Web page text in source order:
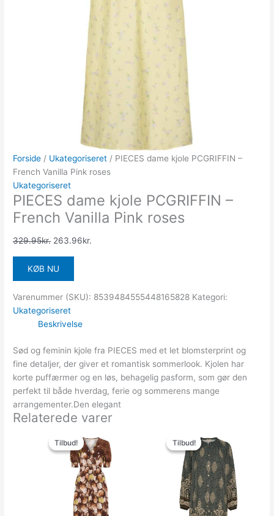
Forside / Ukategoriseret / PIECES dame kjole PCGRIFFIN –
French Vanilla Pink roses
Ukategoriseret
PIECES dame kjole PCGRIFFIN –
French Vanilla Pink roses
329.95kr. 263.96kr.
KØB NU
Varenummer (SKU): 8539484555448165828 Kategori:
Ukategoriseret
Beskrivelse
Sød og feminin kjole fra PIECES med et let blomsterprint og
fine detaljer, der giver et romantisk sommerlook. Kjolen har
korte puffærmer og en løs, behagelig pasform, som gør den
perfekt til både hverdag, ferie og sommerens mange
arrangementer.Den elegant
Relaterede varer
Tilbud!
Tilbud!
oprindelige
pris
var:
549.00kr..
er:
Tilbud!
Tilbud!
oprindelige
pris
var:
499.00kr..
pris
er:
150.00kr..